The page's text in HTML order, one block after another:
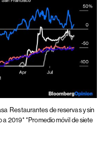
Restaurantes de reservas y sin
2019* *Promedio móvil de siete